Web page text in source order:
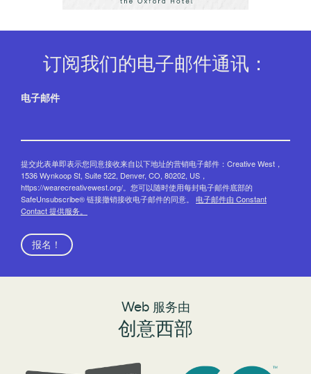
订阅我们的电子邮件通讯：
电子邮件
提交此表单即表示您同意接收来自以下地址的营销电子邮件：Creative West，
1536 Wynkoop St, Suite 522, Denver, CO, 80202, US，
https://wearecreativewest.org/。您可以随时使用每封电子邮件底部的
SafeUnsubscribe® 链接撤销接收电子邮件的同意。 电子邮件由 Constant
Contact 提供服务。
报名！
Web 服务由
创意西部